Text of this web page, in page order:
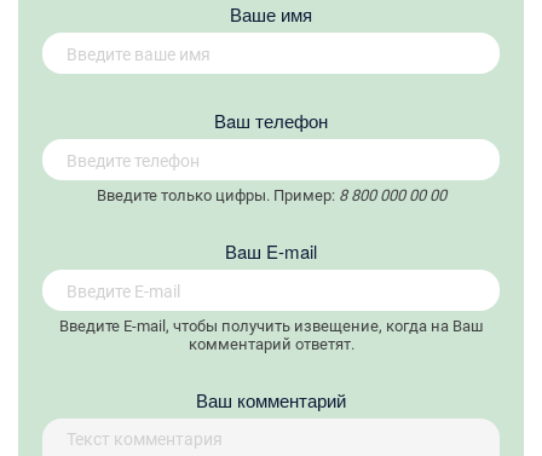
Ваше имя
Вaш телефон
Введите только цифры. Пример: 8 800 000 00 00
Вaш E-mail
Введите E-mail, чтобы получить извещение, когда на Ваш
комментарий ответят.
Ваш комментарий